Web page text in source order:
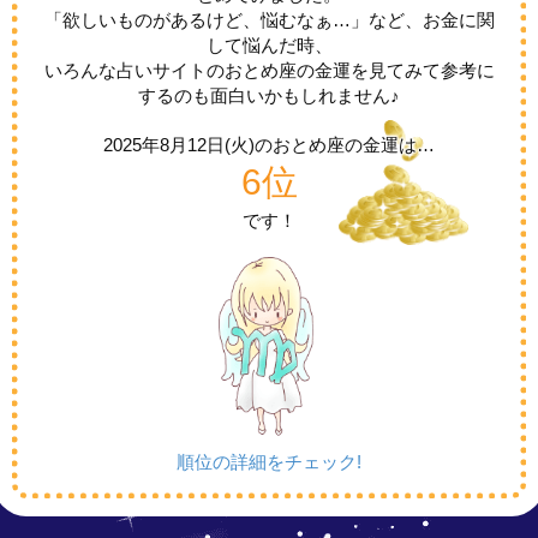
「欲しいものがあるけど、悩むなぁ…」など、お金に関
して悩んだ時、
いろんな占いサイトのおとめ座の金運を見てみて参考に
するのも面白いかもしれません♪
2025年8月12日(火)のおとめ座の金運は…
6位
です！
順位の詳細をチェック!